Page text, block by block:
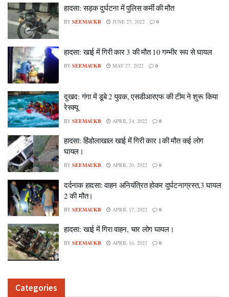
हादसा: सड़क दुर्घटना में पुलिस कर्मी की मौत
BY SEEMAUKB JUNE 27, 2022 0
हादसा: खाई में गिरी कार 3 की मौत 10 गम्भीर रूप से घायल
BY SEEMAUKB MAY 27, 2022 0
दुखद: गंगा में डूबे 2 युवक, एसडीआरएफ की टीम ने शुरू किया
रेस्क्यू
BY SEEMAUKB APRIL 24, 2022 0
हादसा: हिंडोलाखाल खाई में गिरी कार 1की मौत कई लोग
घायल।
BY SEEMAUKB APRIL 20, 2022 0
दर्दनाक हादसा: वाहन अनियंत्रित होकर दुर्घटनाग्रस्त,3 घायल
2 की मौत।
BY SEEMAUKB APRIL 17, 2022 0
हादसा: खाई में गिरा वाहन, चार लोग घायल।
BY SEEMAUKB APRIL 16, 2022 0
Categories